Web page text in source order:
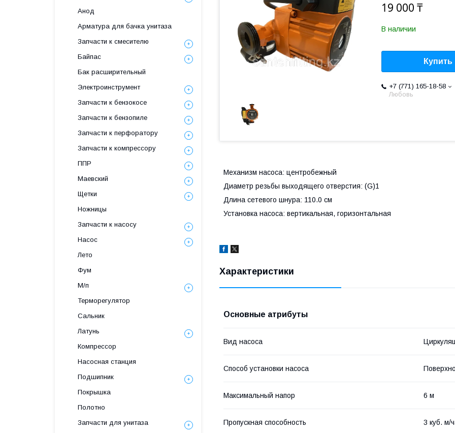
19 000 ₸
В наличии
Купить
+7 (771) 165-18-58
Любовь
Механизм насоса: центробежный
Диаметр резьбы выходящего отверстия: (G)1
Длина сетевого шнура: 110.0 см
Установка насоса: вертикальная, горизонтальная
Характеристики
Основные атрибуты
Вид насоса
Способ установки насоса
Максимальный напор 6 м
Пропускная способность 3 куб. м/
Анод
Арматура для бачка унитаза
Запчасти к смесителю
Байпас
Бак расширительный
Электроинструмент
Запчасти к бензокосе
Запчасти к бензопиле
Запчасти к перфоратору
Запчасти к компрессору
ППР
Маевский
Щетки
Ножницы
Запчасти к насосу
Насос
Лето
Фум
М/п
Терморегулятор
Сальник
Латунь
Компрессор
Насосная станция
Подшипник
Покрышка
Полотно
Запчасти для унитаза